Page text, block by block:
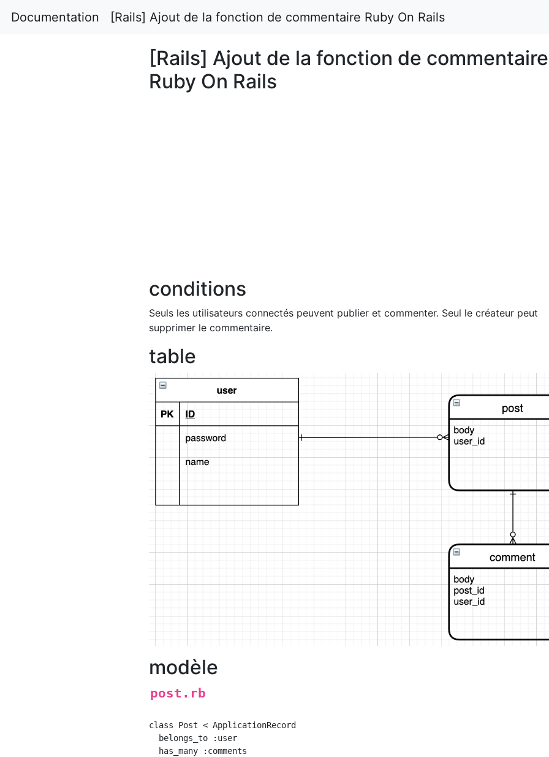
Documentation [Rails] Ajout de la fonction de commentaire Ruby On Rails
[Rails] Ajout de la fonction de commentaire
Ruby On Rails
conditions
Seuls les utilisateurs connectés peuvent publier et commenter. Seul le créateur peut
supprimer le commentaire.
table
modèle
post.rb
class Post < ApplicationRecord
  belongs_to :user
  has_many :comments